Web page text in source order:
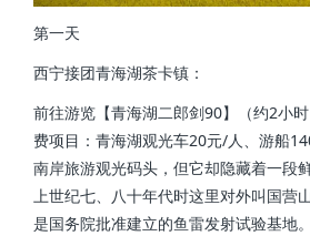
第一天
西宁接团青海湖茶卡镇：
前往游览【青海湖二郎剑90】（约2小
费项目：青海湖观光车20元/人、游船
南岸旅游观光码头，但它却隐藏着一段
上世纪七、八十年代时这里对外叫国营
是国务院批准建立的鱼雷发射试验基地